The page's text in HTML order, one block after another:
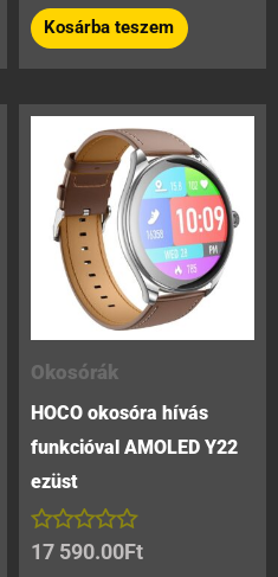
/
5 Kosárba teszem
Okosórák
HOCO okosóra hívás
funkcióval AMOLED Y22
ezüst
Értékelés:
17 590.00Ft